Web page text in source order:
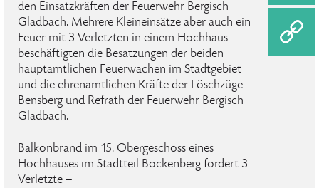
den Einsatzkräften der Feuerwehr Bergisch
Gladbach. Mehrere Kleineinsätze aber auch ein
Feuer mit 3 Verletzten in einem Hochhaus
beschäftigten die Besatzungen der beiden
hauptamtlichen Feuerwachen im Stadtgebiet
und die ehrenamtlichen Kräfte der Löschzüge
Bensberg und Refrath der Feuerwehr Bergisch
Gladbach.
Balkonbrand im 15. Obergeschoss eines
Hochhauses im Stadtteil Bockenberg fordert 3
Verletzte –